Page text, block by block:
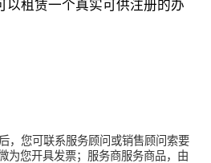
以租赁一个真实可供注册的办
，您可联系服务顾问或销售顾问索要
为您开具发票；服务商服务商品，由